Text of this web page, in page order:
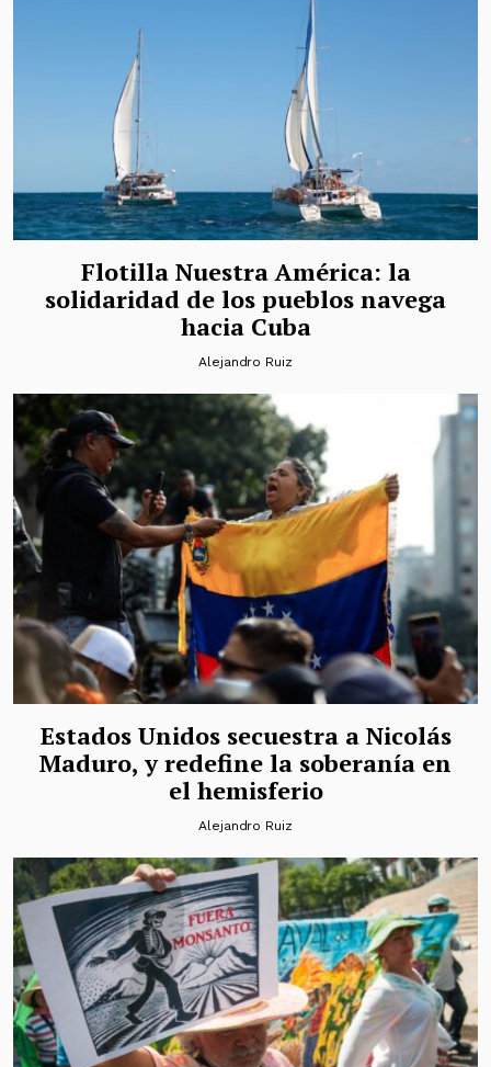
Flotilla Nuestra América: la
solidaridad de los pueblos navega
hacia Cuba
Alejandro Ruiz
Estados Unidos secuestra a Nicolás
Maduro, y redefine la soberanía en
el hemisferio
Alejandro Ruiz